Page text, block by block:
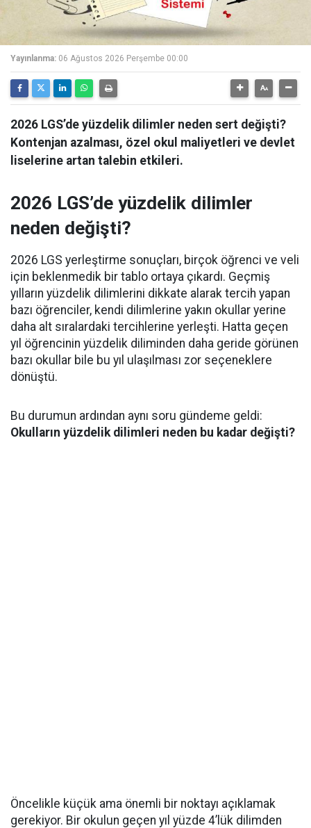
Yayınlanma: 06 Ağustos 2026 Perşembe 00:00
2026 LGS’de yüzdelik dilimler neden sert değişti?
Kontenjan azalması, özel okul maliyetleri ve devlet
liselerine artan talebin etkileri.
2026 LGS’de yüzdelik dilimler
neden değişti?
2026 LGS yerleştirme sonuçları, birçok öğrenci ve veli
için beklenmedik bir tablo ortaya çıkardı. Geçmiş
yılların yüzdelik dilimlerini dikkate alarak tercih yapan
bazı öğrenciler, kendi dilimlerine yakın okullar yerine
daha alt sıralardaki tercihlerine yerleşti. Hatta geçen
yıl öğrencinin yüzdelik diliminden daha geride görünen
bazı okullar bile bu yıl ulaşılması zor seçeneklere
dönüştü.
Bu durumun ardından aynı soru gündeme geldi:
Okulların yüzdelik dilimleri neden bu kadar değişti?
Öncelikle küçük ama önemli bir noktayı açıklamak
gerekiyor. Bir okulun geçen yıl yüzde 4’lük dilimden